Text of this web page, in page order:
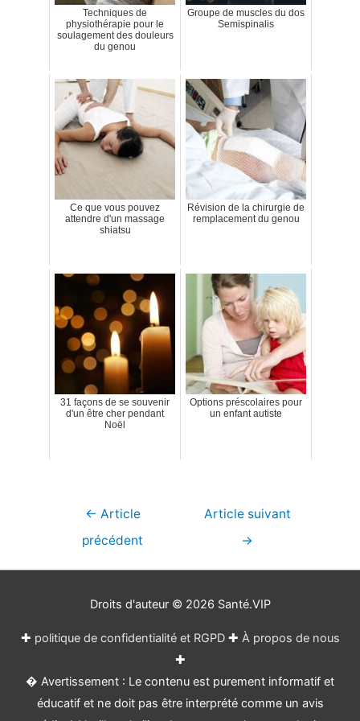
Techniques de
physiothérapie pour le
soulagement des douleurs
du genou
Groupe de muscles du dos
Semispinalis
Ce que vous pouvez
attendre d'un massage
shiatsu
Révision de la chirurgie de
remplacement du genou
31 façons de se souvenir
d'un être cher pendant
Noël
Options préscolaires pour
un enfant autiste
Navigation
← Article
précédent
Article suivant
→
Droits d'auteur © 2026 Santé.VIP
✚ politique de confidentialité et RGPD✚ À propos de nous
✚
� Avertissement : Le contenu est purement informatif et
éducatif et ne doit pas être interprété comme un avis